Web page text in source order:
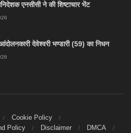
एनसीसी ने की शिष्टाचार भेंट
देवेश्वरी भण्डारी (59) का निधन
Cookie Policy
Policy Disclaimer
DMCA